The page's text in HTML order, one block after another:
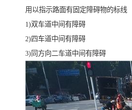
用以指示路面有固定障碍物的标线
1)双车道中间有障碍
2)四车道中间有障碍
3)同方向二车道中间有障碍